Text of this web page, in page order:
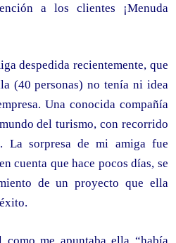
a los clientes ¡Menuda
despedida recientemente, que
(40 personas) no tenía ni idea
Una conocida compañía
del turismo, con recorrido
La sorpresa de mi amiga fue
cuenta que hace pocos días, se
de un proyecto que ella
como me apuntaba ella “había